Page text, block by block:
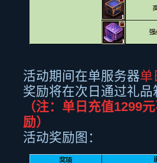
活动期间在单服务器单
奖励将在次日通过礼品
（注：单日充值1299
励）
活动奖励图：